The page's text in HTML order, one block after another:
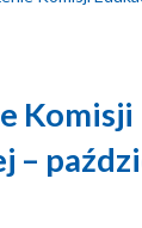
Komisji
–